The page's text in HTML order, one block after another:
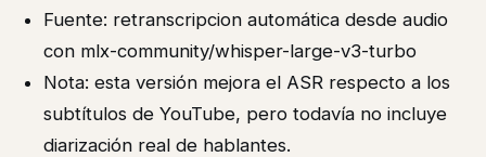
Fuente: retranscripcion automática desde audio
con mlx-community/whisper-large-v3-turbo
Nota: esta versión mejora el ASR respecto a los
subtítulos de YouTube, pero todavía no incluye
diarización real de hablantes.